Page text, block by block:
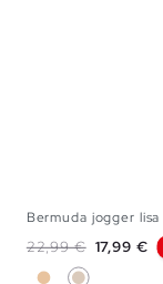
S
Bermuda jogger lisa
Precio base
22,99 € Precio
17,99 €
BeigeBlanco Roto